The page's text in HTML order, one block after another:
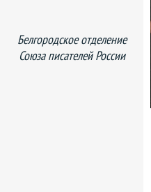
Белгородское отделение
Союза писателей России